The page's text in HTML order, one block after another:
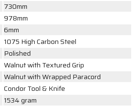
730mm
978mm
6mm
1075 High Carbon Steel
Polished
Walnut with Textured Grip
Walnut with Wrapped Paracord
Condor Tool & Knife
1534 gram